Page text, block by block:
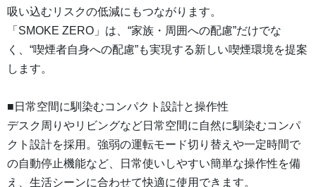
吸い込むリスクの低減にもつながります。
「SMOKE ZERO」は、“家族・周囲への配慮”だけでな
く、“喫煙者自身への配慮”も実現する新しい喫煙環境を提案
します。
■日常空間に馴染むコンパクト設計と操作性
デスク周りやリビングなど日常空間に自然に馴染むコンパ
クト設計を採用。強弱の運転モード切り替えや一定時間で
の自動停止機能など、日常使いしやすい簡単な操作性を備
え、生活シーンに合わせて快適に使用できます。